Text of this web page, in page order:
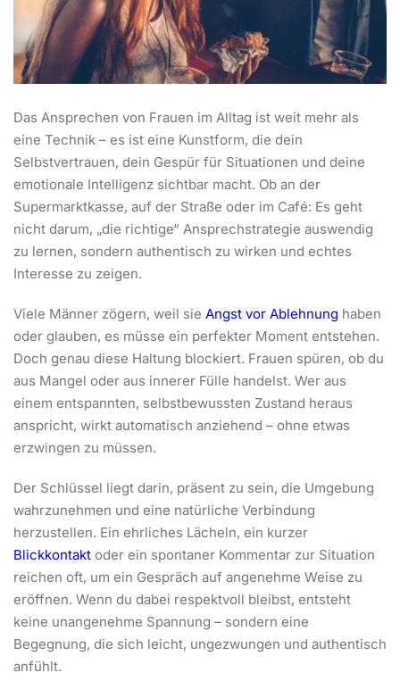
Das Ansprechen von Frauen im Alltag ist weit mehr als
eine Technik – es ist eine Kunstform, die dein
Selbstvertrauen, dein Gespür für Situationen und deine
emotionale Intelligenz sichtbar macht. Ob an der
Supermarktkasse, auf der Straße oder im Café: Es geht
nicht darum, „die richtige“ Ansprechstrategie auswendig
zu lernen, sondern authentisch zu wirken und echtes
Interesse zu zeigen.
Viele Männer zögern, weil sie Angst vor Ablehnung haben
oder glauben, es müsse ein perfekter Moment entstehen.
Doch genau diese Haltung blockiert. Frauen spüren, ob du
aus Mangel oder aus innerer Fülle handelst. Wer aus
einem entspannten, selbstbewussten Zustand heraus
anspricht, wirkt automatisch anziehend – ohne etwas
erzwingen zu müssen.
Der Schlüssel liegt darin, präsent zu sein, die Umgebung
wahrzunehmen und eine natürliche Verbindung
herzustellen. Ein ehrliches Lächeln, ein kurzer
Blickkontakt oder ein spontaner Kommentar zur Situation
reichen oft, um ein Gespräch auf angenehme Weise zu
eröffnen. Wenn du dabei respektvoll bleibst, entsteht
keine unangenehme Spannung – sondern eine
Begegnung, die sich leicht, ungezwungen und authentisch
anfühlt.